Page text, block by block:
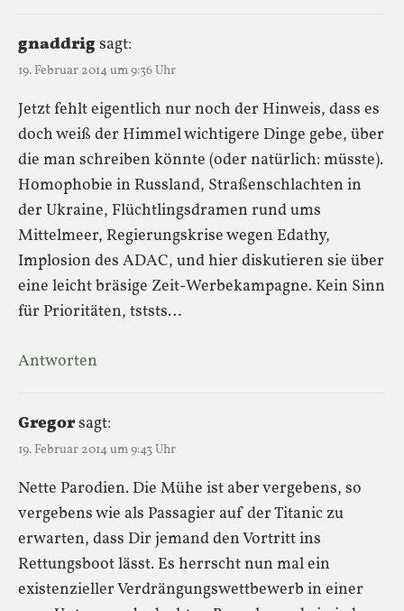
gnaddrigsagt:
19. Februar 2014 um 9:36 Uhr
Jetzt fehlt eigentlich nur noch der Hinweis, dass es
doch weiß der Himmel wichtigere Dinge gebe, über
die man schreiben könnte (oder natürlich: müsste).
Homophobie in Russland, Straßenschlachten in
der Ukraine, Flüchtlingsdramen rund ums
Mittelmeer, Regierungskrise wegen Edathy,
Implosion des ADAC, und hier diskutieren sie über
eine leicht bräsige Zeit-Werbekampagne. Kein Sinn
für Prioritäten, tststs…
Antworten
Gregorsagt:
19. Februar 2014 um 9:43 Uhr
Nette Parodien. Die Mühe ist aber vergebens, so
vergebens wie als Passagier auf der Titanic zu
erwarten, dass Dir jemand den Vortritt ins
Rettungsboot lässt. Es herrscht nun mal ein
existenzieller Verdrängungswettbewerb in einer